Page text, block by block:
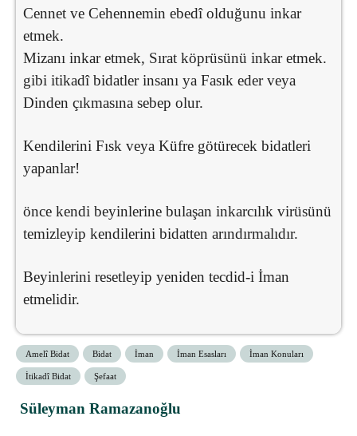
Cennet ve Cehennemin ebedî olduğunu inkar
etmek.
Mizanı inkar etmek, Sırat köprüsünü inkar etmek.
gibi itikadî bidatler insanı ya Fasık eder veya
Dinden çıkmasına sebep olur.
Kendilerini Fısk veya Küfre götürecek bidatleri
yapanlar!
önce kendi beyinlerine bulaşan inkarcılık virüsünü
temizleyip kendilerini bidatten arındırmalıdır.
Beyinlerini resetleyip yeniden tecdid-i İman
etmelidir.
Amelî Bidat Bidat İman İman Esasları İman Konuları
İtikadî Bidat Şefaat
Süleyman Ramazanoğlu